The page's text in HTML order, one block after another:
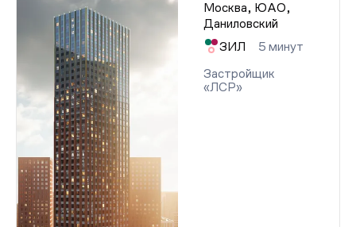
Москва, ЮАО,
Даниловский
ЗИЛ
5 минут
Застройщик
«ЛСР»